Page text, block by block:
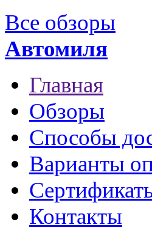
Все обзоры
Автомиля
Главная
Обзоры
Способы
Варианты
Контакты